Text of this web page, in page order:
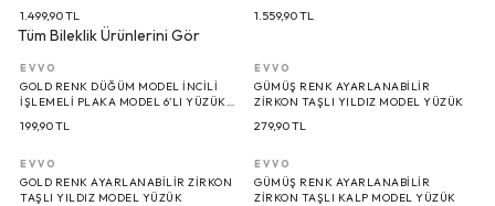
1.499,90TL 1.559,90TL
Tüm Bileklik Ürünlerini Gör
EVVO
GOLD RENK DÜĞÜM MODEL İNCILI
İŞLEMELI PLAKA MODEL 6’LI YÜZÜK
199,90TL
EVVO
GÜMÜŞ RENK AYARLANABILIR
ZIRKON TAŞLI YILDIZ MODEL YÜZÜK
279,90TL
EVVO
GOLD RENK AYARLANABILIR ZIRKON
TAŞLI YILDIZ MODEL YÜZÜK
EVVO
GÜMÜŞ RENK AYARLANABILIR
ZIRKON TAŞLI KALP MODEL YÜZÜK